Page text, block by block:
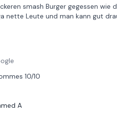
smash Burger gegessen
nette Leute und man kann gut
10/10
A